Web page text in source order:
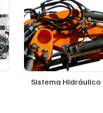
Sistema Hidráulico